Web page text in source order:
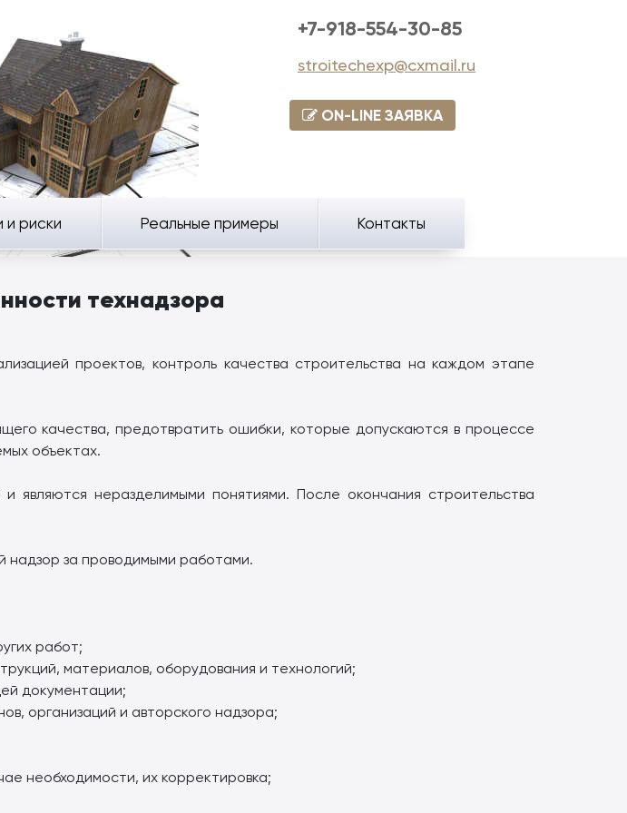
+7-918-554-30-85
stroitechexp@cxmail.ru
ON-LINE ЗАЯВКА
риски Реальные примеры Контакты
технадзора
проектов, контроль качества строительства на каждом этапе
качества, предотвратить ошибки, которые допускаются в процессе
объектах.
являются неразделимыми понятиями. После окончания строительства
надзор за проводимыми работами.
работ;
материалов, оборудования и технологий;
документации;
организаций и авторского надзора;
необходимости, их корректировка;